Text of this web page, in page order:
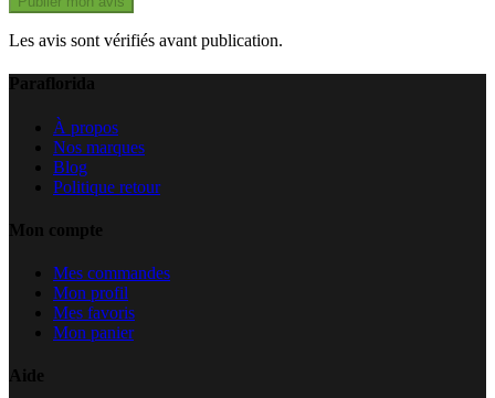
Les avis sont vérifiés avant publication.
Paraflorida
À propos
Nos marques
Blog
Politique retour
Mon compte
Mes commandes
Mon profil
Mes favoris
Mon panier
Aide